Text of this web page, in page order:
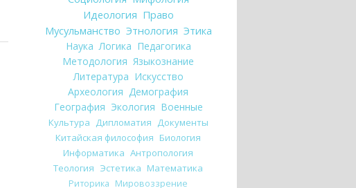
Идеология Право
Мусульманство Этнология Этика
Наука Логика Педагогика
Методология Языкознание
Литература Искусство
Археология Демография
География Экология Военные
Культура Дипломатия Документы
Китайская философия Биология
Информатика Антропология
Теология Эстетика Математика
Риторика Мировоззрение